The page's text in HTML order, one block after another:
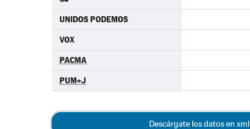
UNIDOS PODEMOS
VOX
PACMA
PUM+J
Descárgate los datos en xml